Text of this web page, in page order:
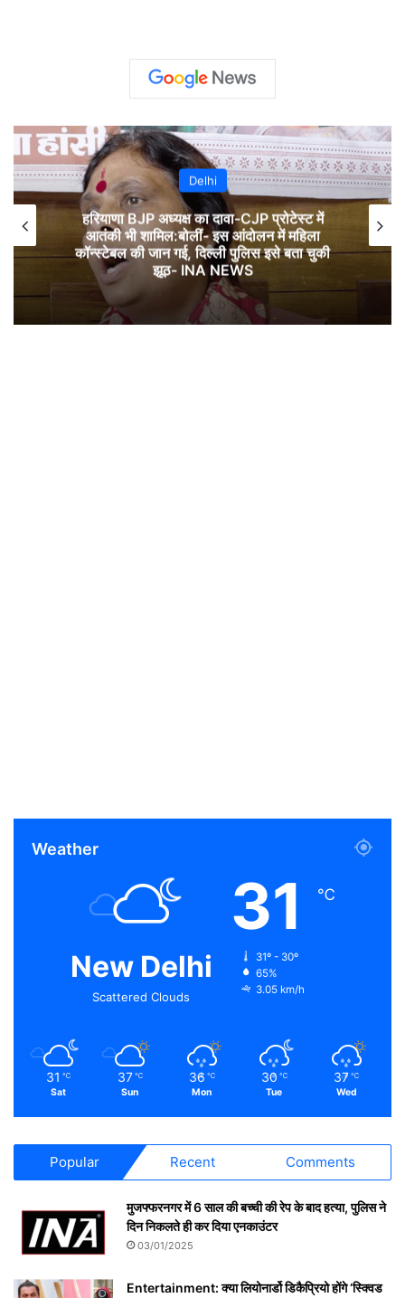
Delhi
हरियाणा BJP अध्यक्ष का दावा-CJP प्रोटेस्ट में
आतंकी भी शामिल:बोलीं- इस आंदोलन में महिला
कॉन्स्टेबल की जान गई, दिल्ली पुलिस इसे बता चुकी
झूठ- INA NEWS
Weather
New Delhi
Scattered Clouds
31 ℃
31º - 30º
65%
3.05 km/h
31 ℃
Sat
37 ℃
Sun
36 ℃
Mon
30 ℃
Tue
37 ℃
Wed
Popular Recent Comments
मुजफ्फरनगर में 6 साल की बच्ची की रेप के बाद हत्या, पुलिस ने
दिन निकलते ही कर दिया एनकाउंटर
03/01/2025
Entertainment: क्या लियोनार्डो डिकैप्रियो होंगे ‘स्क्विड